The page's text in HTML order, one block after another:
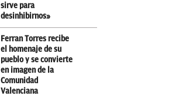
sirve para
desinhibirnos»
Ferran Torres recibe
el homenaje de su
pueblo y se convierte
en imagen de la
Comunidad
Valenciana